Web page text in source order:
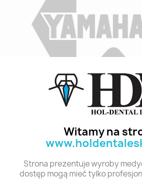
Witamy na
Strona prezentuje wyroby
dostęp mogą mieć tylko
A2 T4 6
Polecane produkty z